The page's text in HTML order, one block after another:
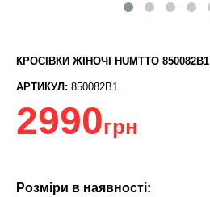
КРОСІВКИ ЖІНОЧІ HUMTTO 850082B1
АРТИКУЛ: 850082B1
2990грн
Розміри в наявності: